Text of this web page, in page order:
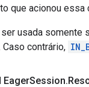
que acionou essa
usada somente
contrário,
EagerSession.